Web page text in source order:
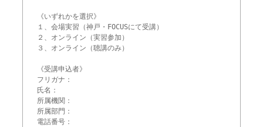
《いずれかを選択》
１、会場実習（神戸・FOCUSにて受講）
２、オンライン（実習参加）
３、オンライン（聴講のみ）
《受講申込者》
フリガナ：
氏名：
所属機関：
所属部門：
電話番号：